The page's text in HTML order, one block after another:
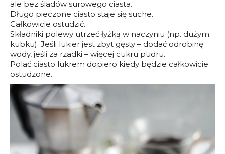
ale bez śladów surowego ciasta.
Długo pieczone ciasto staje się suche.
Całkowicie ostudzić.
Składniki polewy utrzeć łyżką w naczyniu (np. dużym
kubku). Jeśli lukier jest zbyt gęsty – dodać odrobinę
wody, jeśli za rzadki – więcej cukru pudru.
Polać ciasto lukrem dopiero kiedy będzie całkowicie
ostudzone.